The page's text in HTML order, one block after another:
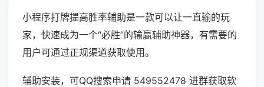
小程序打牌提高胜率辅助是一款可以让一直输的玩
家，快速成为一个“必胜”的输赢辅助神器，有需要的
用户可通过正规渠道获取使用。
辅助安装，可QQ搜索申请 549552478 进群获取软